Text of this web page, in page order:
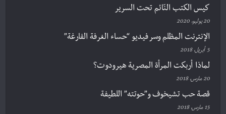
كيس الكتب النّائم تحت السرير
20 يوليو، 2020
الإنترنت المظلم وسر فيديو “حساء الغرفة الفارغة”
5 أبريل، 2018
لماذا أربكت المرأة المصرية هيرودوت؟
20 مارس، 2018
قصة حب تشيخوف و”حوتته” اللطيفة
15 مارس، 2018